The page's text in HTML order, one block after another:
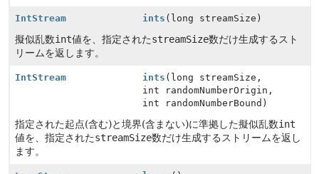
IntStream ints (long streamSize)
擬似乱数int値を、指定されたstreamSize数だけ生成するスト
リームを返します。
IntStream ints (long streamSize,
int randomNumberOrigin,
int randomNumberBound)
指定された起点(含む)と境界(含まない)に準拠した擬似乱数int
値を、指定されたstreamSize数だけ生成するストリームを返し
ます。